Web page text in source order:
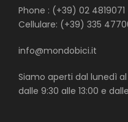
Phone : (+39) 02 4819071
Cellulare: (+39) 335
info@mondobici.it
Siamo aperti dal lunedì
dalle 9:30 alle 13:00 e